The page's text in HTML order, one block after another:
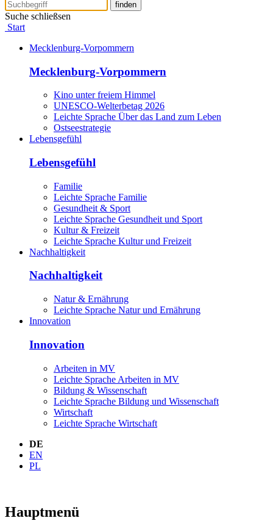
finden
Suche schließsen
Start
Mecklenburg-Vorpommern
Mecklenburg-Vorpommern
Kino unter freiem Himmel
UNESCO-Welterbetag 2026
Leichte Sprache Über das Land zum Leben
Ostseestrategie
Lebensgefühl
Lebensgefühl
Familie
Leichte Sprache Familie
Gesundheit & Sport
Leichte Sprache Gesundheit und Sport
Kultur & Freizeit
Leichte Sprache Kultur und Freizeit
Nachhaltigkeit
Nachhaltigkeit
Natur & Ernährung
Leichte Sprache Natur und Ernährung
Innovation
Innovation
Arbeiten in MV
Leichte Sprache Arbeiten in MV
Bildung & Wissenschaft
Leichte Sprache Bildung und Wissenschaft
Wirtschaft
Leichte Sprache Wirtschaft
DE
EN
PL
Hauptmenü